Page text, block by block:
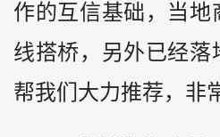
作的互信基础，当地
线搭桥，另外已经落
帮我们大力推荐，非